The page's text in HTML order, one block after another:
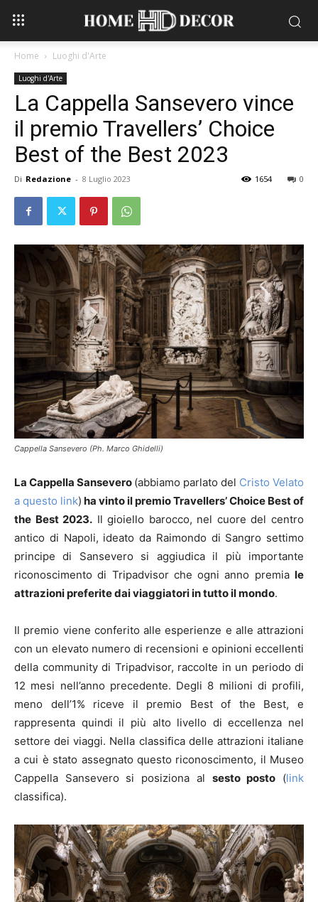
Home Luoghi d'Arte
Luoghi d'Arte
La Cappella Sansevero vince
il premio Travellers’ Choice
Best of the Best 2023
Di Redazione - 8 Luglio 2023 0
1654
Cappella Sansevero (Ph. Marco Ghidelli)
La Cappella Sansevero (abbiamo parlato del Cristo Velato
a questo link) ha vinto il premio Travellers’ Choice Best of
the Best 2023. Il gioiello barocco, nel cuore del centro
antico di Napoli, ideato da Raimondo di Sangro settimo
principe di Sansevero si aggiudica il più importante
riconoscimento di Tripadvisor che ogni anno premia le
attrazioni preferite dai viaggiatori in tutto il mondo.
Il premio viene conferito alle esperienze e alle attrazioni
con un elevato numero di recensioni e opinioni eccellenti
della community di Tripadvisor, raccolte in un periodo di
12 mesi nell’anno precedente. Degli 8 milioni di profili,
meno dell’1% riceve il premio Best of the Best, e
rappresenta quindi il più alto livello di eccellenza nel
settore dei viaggi. Nella classifica delle attrazioni italiane
a cui è stato assegnato questo riconoscimento, il Museo
Cappella Sansevero si posiziona al sesto posto (link
classifica).